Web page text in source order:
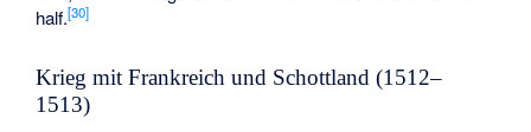
half.[30]
Krieg mit Frankreich und Schottland (1512–
1513)